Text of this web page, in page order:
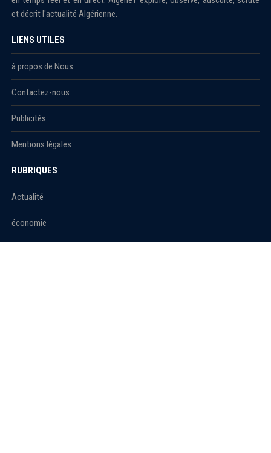
et décrit l'actualité Algérienne.
LIENS UTILES
à propos de Nous
Contactez-nous
Publicités
Mentions légales
RUBRIQUES
Actualité
économie